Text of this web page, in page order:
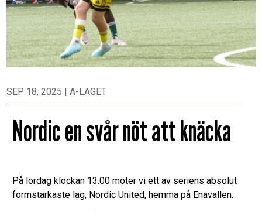
SEP 18, 2025 |A-LAGET
Nordic en svår nöt att knäcka
På lördag klockan 13.00 möter vi ett av seriens absolut
formstarkaste lag, Nordic United, hemma på Enavallen.